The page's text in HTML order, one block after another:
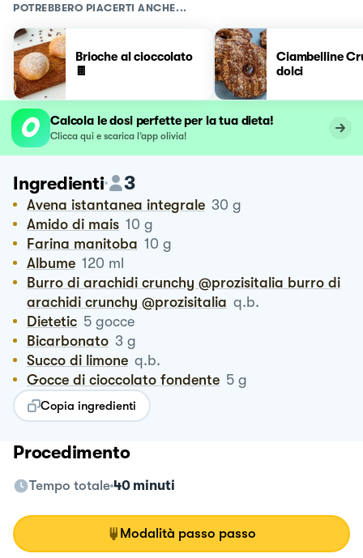
POTREBBERO PIACERTI ANCHE...
Brioche al cioccolato
🍫
Ciambelline
dolci
Calcola le dosi perfette per la tua dieta!
Clicca qui e scarica l’app olivia!
Ingredienti 3
Avena istantanea integrale 30 g
Amido di mais 10 g
Farina manitoba 10 g
Albume 120 ml
Burro di arachidi crunchy @prozisitalia burro di
arachidi crunchy @prozisitalia q.b.
Dietetic 5 gocce
Bicarbonato 3 g
Succo di limone q.b.
Gocce di cioccolato fondente 5 g
Copia ingredienti
Procedimento
Tempo totale 40 minuti
Modalità passo passo